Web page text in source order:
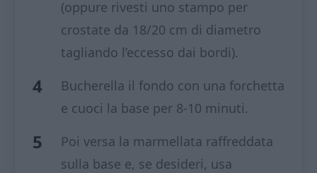
(oppure rivesti uno stampo per
crostate da 18/20 cm di diametro
tagliando l’eccesso dai bordi).
Bucherella il fondo con una forchetta
e cuoci la base per 8-10 minuti.
Poi versa la marmellata raffreddata
sulla base e, se desideri, usa